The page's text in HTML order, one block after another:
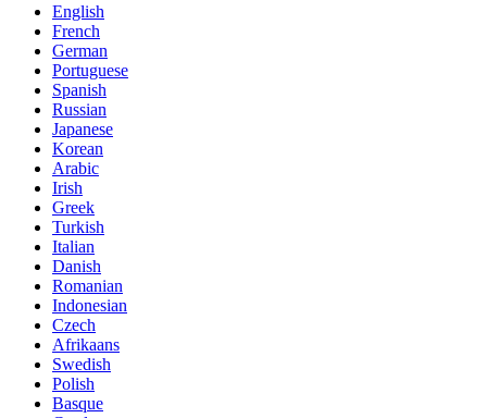
English
French
German
Portuguese
Spanish
Russian
Japanese
Korean
Arabic
Irish
Greek
Turkish
Italian
Danish
Romanian
Indonesian
Czech
Afrikaans
Swedish
Polish
Basque